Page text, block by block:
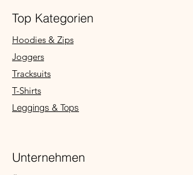
Top Kategorien
Hoodies & Zips
Joggers
Tracksuits
T-Shirts
Leggings & Tops
Unternehmen